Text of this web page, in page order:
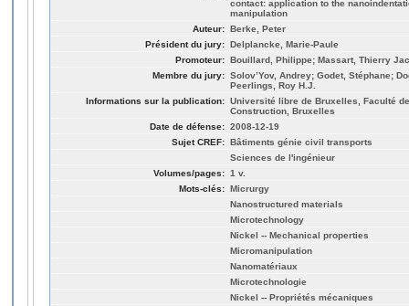
contact: application to the
manipulation
Auteur: Berke, Peter
Président du jury: Delplancke, Marie-Paule
Promoteur: Bouillard, Philippe; Massart, Thierry
Membre du jury: Solov’Yov, Andrey; Godet, Stéphane;
Peerlings, Roy H.J.
Informations sur la publication: Université libre de Bruxelles, Faculté
Construction, Bruxelles
Date de défense: 2008-12-19
Sujet CREF: Bâtiments génie civil transports
Sciences de l'ingénieur
Volumes/pages: 1 v.
Mots-clés: Micrurgy
Nanostructured materials
Microtechnology
Nickel -- Mechanical properties
Micromanipulation
Nanomatériaux
Microtechnologie
Nickel -- Propriétés mécaniques